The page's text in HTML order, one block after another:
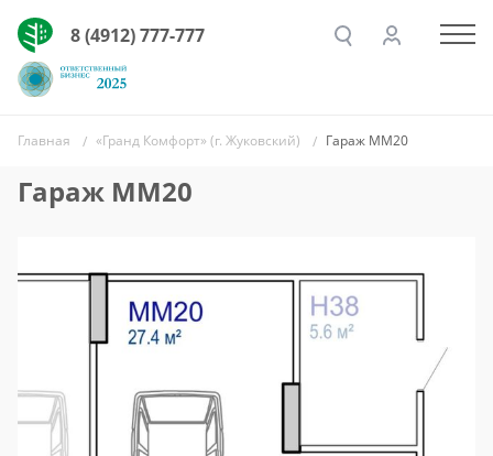
8 (4912) 777-777
Главная «Гранд Комфорт» (г. Жуковский) Гараж ММ20
Гараж ММ20